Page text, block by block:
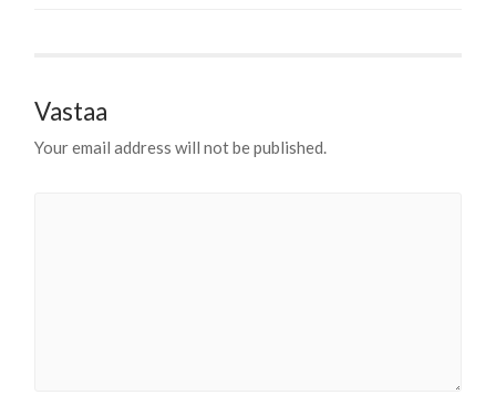
Vastaa
Your email address will not be published.